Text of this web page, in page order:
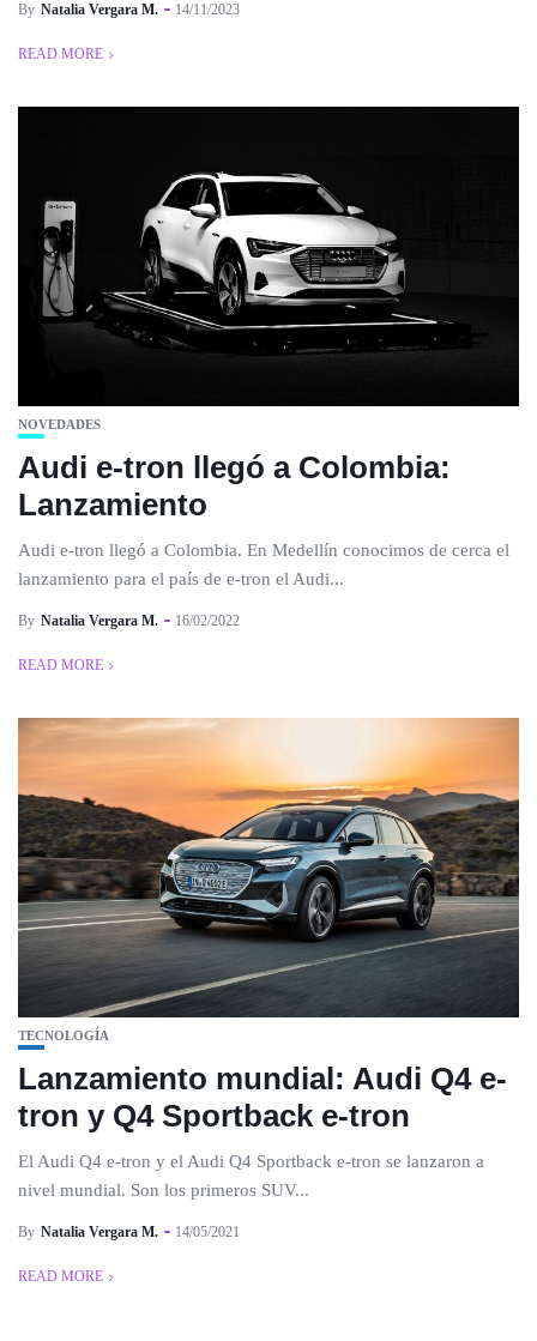
By Natalia Vergara M. 14/11/2023
READ MORE
NOVEDADES
Audi e-tron llegó a Colombia:
Lanzamiento
Audi e-tron llegó a Colombia. En Medellín conocimos de cerca el
lanzamiento para el país de e-tron el Audi...
By Natalia Vergara M. 16/02/2022
READ MORE
TECNOLOGÍA
Lanzamiento mundial: Audi Q4 e-
tron y Q4 Sportback e-tron
El Audi Q4 e-tron y el Audi Q4 Sportback e-tron se lanzaron a
nivel mundial. Son los primeros SUV...
By Natalia Vergara M. 14/05/2021
READ MORE